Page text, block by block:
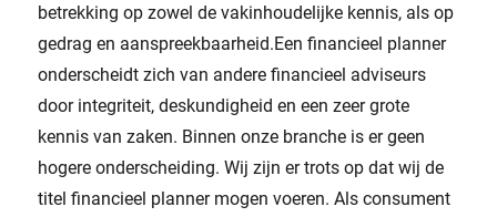
betrekking op zowel de vakinhoudelijke kennis, als op
gedrag en aanspreekbaarheid.Een financieel planner
onderscheidt zich van andere financieel adviseurs
door integriteit, deskundigheid en een zeer grote
kennis van zaken. Binnen onze branche is er geen
hogere onderscheiding. Wij zijn er trots op dat wij de
titel financieel planner mogen voeren. Als consument